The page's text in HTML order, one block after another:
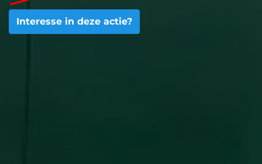
Interesse in deze actie?